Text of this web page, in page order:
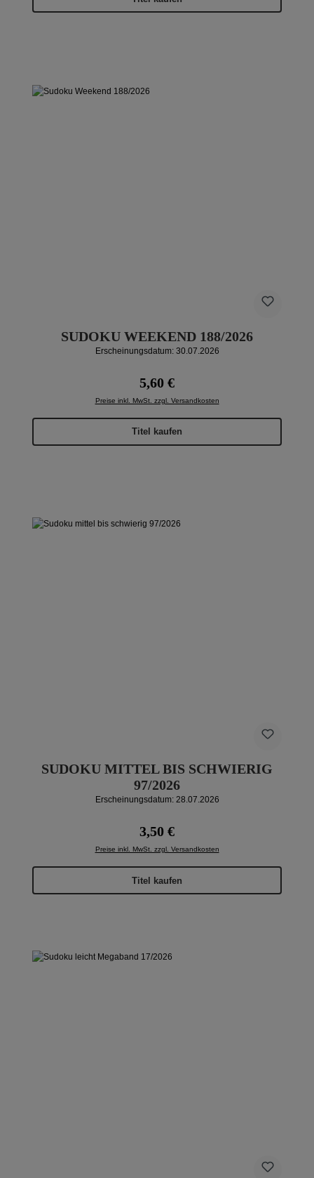
SUDOKU WEEKEND 188/2026
Erscheinungsdatum: 30.07.2026
Regulärer Preis:
5,60 €
Preise inkl. MwSt. zzgl. Versandkosten
Titel kaufen
SUDOKU MITTEL BIS SCHWIERIG
97/2026
Erscheinungsdatum: 28.07.2026
Regulärer Preis:
3,50 €
Preise inkl. MwSt. zzgl. Versandkosten
Titel kaufen